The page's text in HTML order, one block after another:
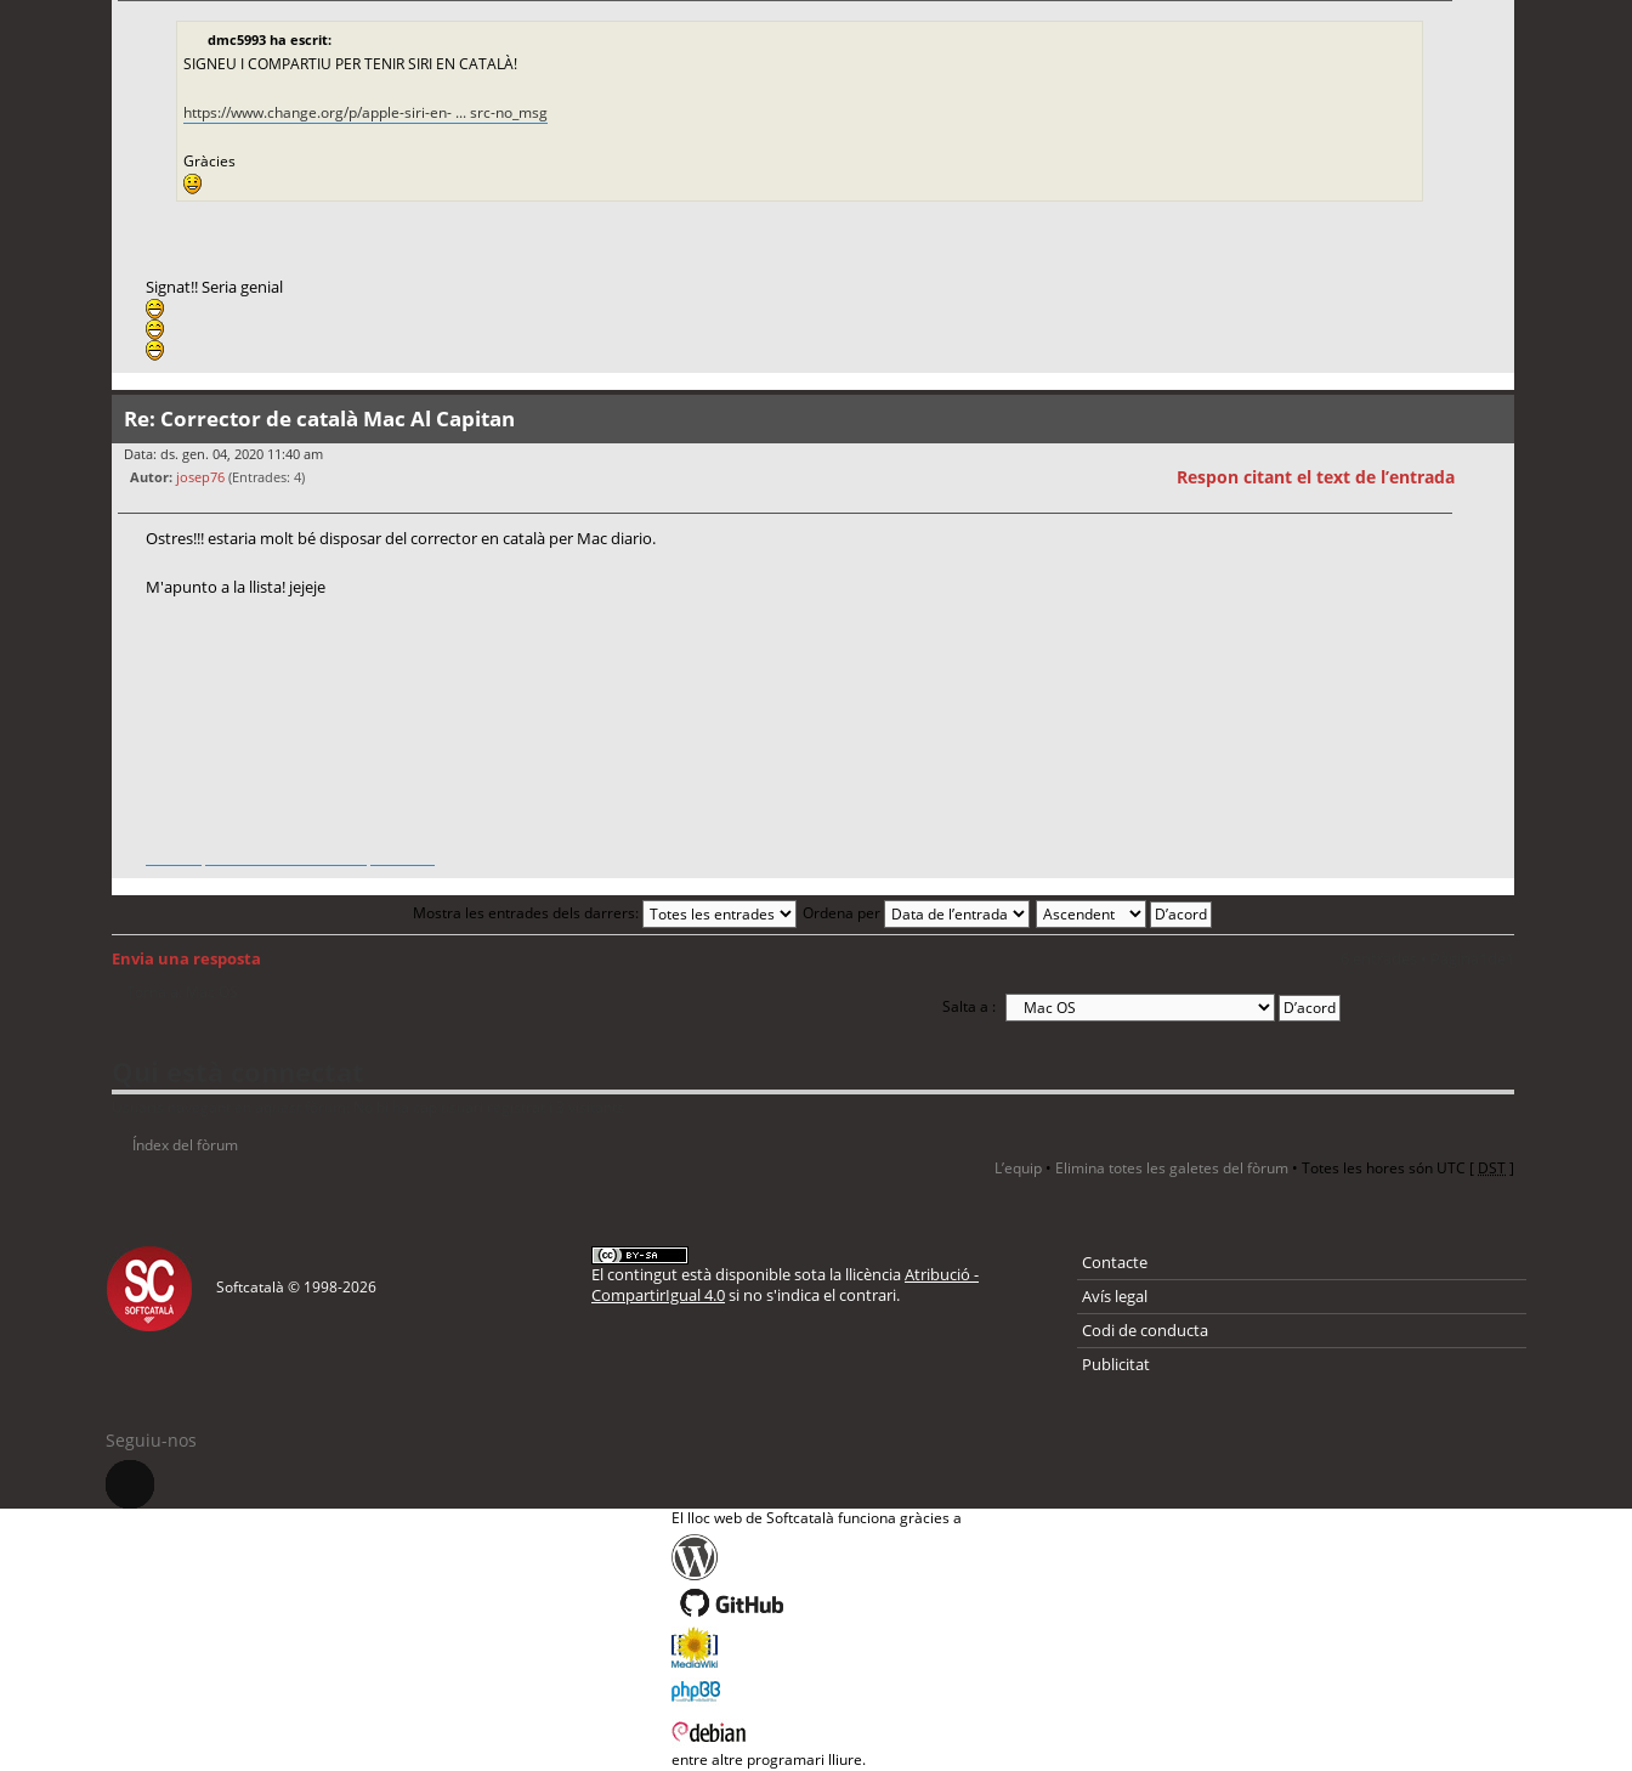
dmc5993 ha escrit:
SIGNEU I COMPARTIU PER TENIR SIRI EN CATALÀ!
https://www.change.org/p/apple-siri-en- ... src-no_msg
Gràcies
Signat!! Seria genial
Re: Corrector de català Mac Al Capitan
Data: ds. gen. 04, 2020 11:40 am
Autor: josep76 (Entrades: 4) Respon citant el text de l’entrada
Ostres!!! estaria molt bé disposar del corrector en català per Mac diario.
M'apunto a la llista! jejeje
Mostra les entrades dels darrers: Ordena per
Envia una resposta
Salta a :
Índex del fòrum
L’equip • Elimina totes les galetes del fòrum • Totes les hores són UTC [ DST]
Softcatalà © 1998-2026
El contingut està disponible sota la llicènciaAtribució -
CompartirIgual 4.0si no s'indica el contrari.
Contacte
Avís legal
Codi de conducta
Publicitat
Seguiu-nos
El lloc web de Softcatalà funciona gràcies a
entre altre programari lliure.